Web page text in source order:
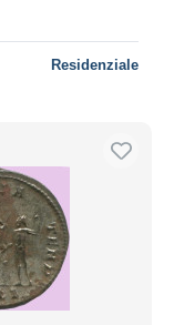
Residenziale